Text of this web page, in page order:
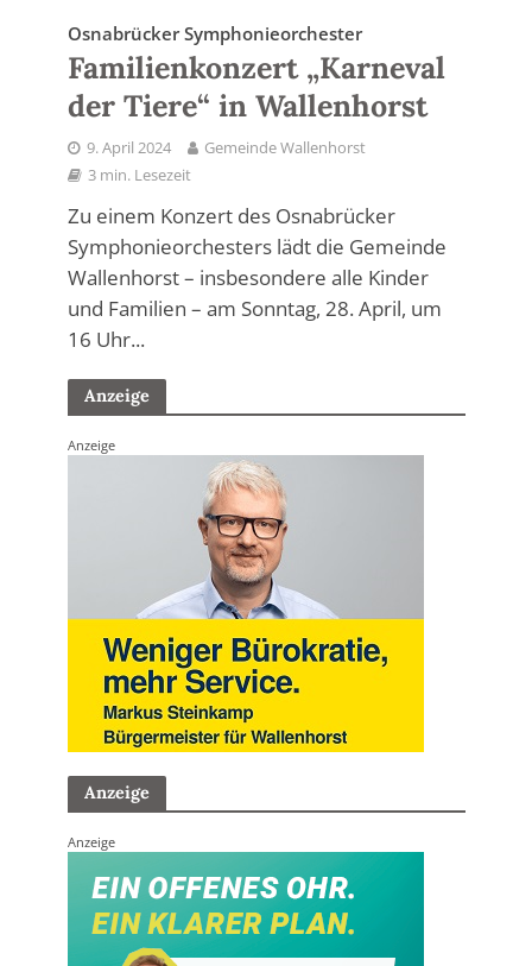
Osnabrücker Symphonieorchester
Familienkonzert „Karneval
der Tiere“ in Wallenhorst
9. April 2024
Gemeinde Wallenhorst
3 min. Lesezeit
Zu einem Konzert des Osnabrücker
Symphonieorchesters lädt die Gemeinde
Wallenhorst – insbesondere alle Kinder
und Familien – am Sonntag, 28. April, um
16 Uhr...
Anzeige
Anzeige
Anzeige
Anzeige